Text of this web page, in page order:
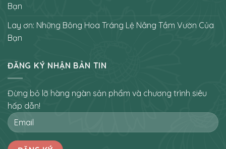
Bạn
Lay ơn: Những Bông Hoa Tráng Lệ Nâng Tầm Vườn Của
Bạn
ĐĂNG KÝ NHẬN BẢN TIN
Đừng bỏ lỡ hàng ngàn sản phẩm và chương trình siêu
hấp dẫn!